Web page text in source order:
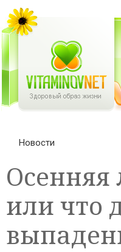
Новости
Осенняя
или что